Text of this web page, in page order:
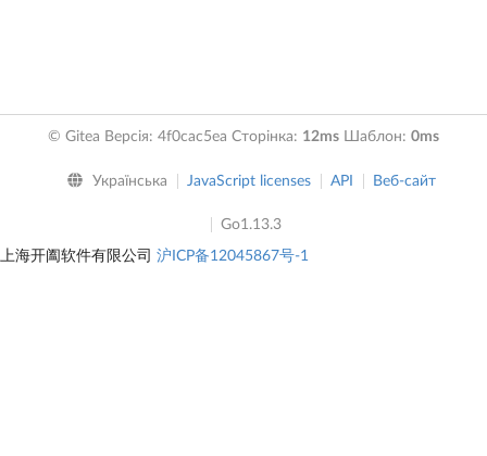
© Gitea Версія: 4f0cac5ea Сторінка: 12ms Шаблон: 0ms
Українська JavaScript licenses API Веб-сайт
Go1.13.3
上海开阖软件有限公司 沪ICP备12045867号-1